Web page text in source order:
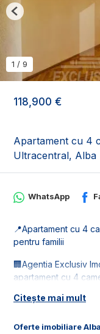
118,900 €
Apartament cu 4
Ultracentral, Alba
1 / 9
Previous
Oferte imobiliare
WhatsApp
📍Apartament cu 4
pentru familii
🏢Agentia Exclusiv
apartament cu 4
magazine, farmacii si
📐Imobilul este in
Citește mai mult